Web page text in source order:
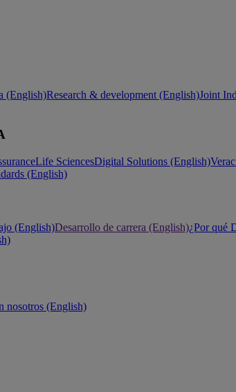
(English)Research & development (English)Joint
Life SciencesDigital Solutions (English)
(English)
(English)Desarrollo de carrera (English)¿Por qué
nosotros (English)